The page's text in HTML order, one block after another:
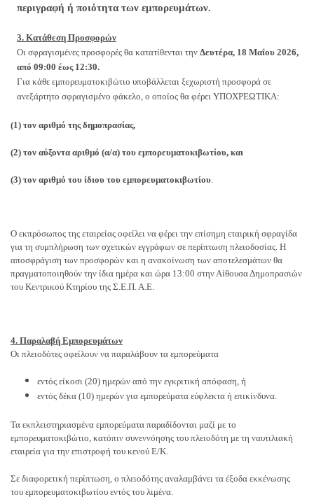
περιγραφή ή ποιότητα των εμπορευμάτων.
3. Κατάθεση Προσφορών
Οι σφραγισμένες προσφορές θα κατατίθενται την Δευτέρα, 18 Μαΐου 2026,
από 09:00 έως 12:30.
Για κάθε εμπορευματοκιβώτιο υποβάλλεται ξεχωριστή προσφορά σε
ανεξάρτητο σφραγισμένο φάκελο, ο οποίος θα φέρει ΥΠΟΧΡΕΩΤΙΚΑ:
(1) τον αριθμό της δημοπρασίας,
(2) τον αύξοντα αριθμό (α/α) του εμπορευματοκιβωτίου, και
(3) τον αριθμό του ίδιου του εμπορευματοκιβωτίου
Ο εκπρόσωπος της εταιρείας οφείλει να φέρει την επίσημη εταιρική σφραγίδα
για τη συμπλήρωση των σχετικών εγγράφων σε περίπτωση πλειοδοσίας. Η
αποσφράγιση των προσφορών και η ανακοίνωση των αποτελεσμάτων θα
πραγματοποιηθούν την ίδια ημέρα και ώρα 13:00 στην Αίθουσα Δημοπρασιών
του Κεντρικού Κτηρίου της Σ.Ε.Π. Α.Ε.
4. Παραλαβή Εμπορευμάτων
Οι πλειοδότες οφείλουν να παραλάβουν τα εμπορεύματα
εντός είκοσι (20) ημερών από την εγκριτική απόφαση, ή
εντός δέκα (10) ημερών για εμπορεύματα εύφλεκτα ή επικίνδυνα.
Τα εκπλειστηριασμένα εμπορεύματα παραδίδονται μαζί με το
εμπορευματοκιβώτιο, κατόπιν συνεννόησης του πλειοδότη με τη ναυτιλιακή
εταιρεία για την επιστροφή του κενού Ε/Κ.
Σε διαφορετική περίπτωση, ο πλειοδότης αναλαμβάνει τα έξοδα εκκένωσης
του εμπορευματοκιβωτίου εντός του λιμένα.